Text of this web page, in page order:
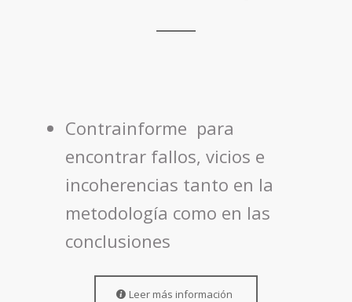
Contrainforme para
encontrar fallos, vicios e
incoherencias tanto en la
metodología como en las
conclusiones
Leer más información